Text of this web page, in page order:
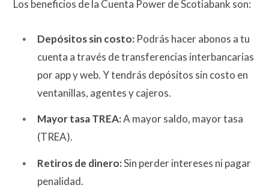
Los beneficios de la Cuenta Power de Scotiabank son:
Depósitos sin costo: Podrás hacer abonos a tu
cuenta a través de transferencias interbancarias
por app y web. Y tendrás depósitos sin costo en
ventanillas, agentes y cajeros.
Mayor tasa TREA:A mayor saldo, mayor tasa
(TREA).
Retiros de dinero:Sin perder intereses ni pagar
penalidad.